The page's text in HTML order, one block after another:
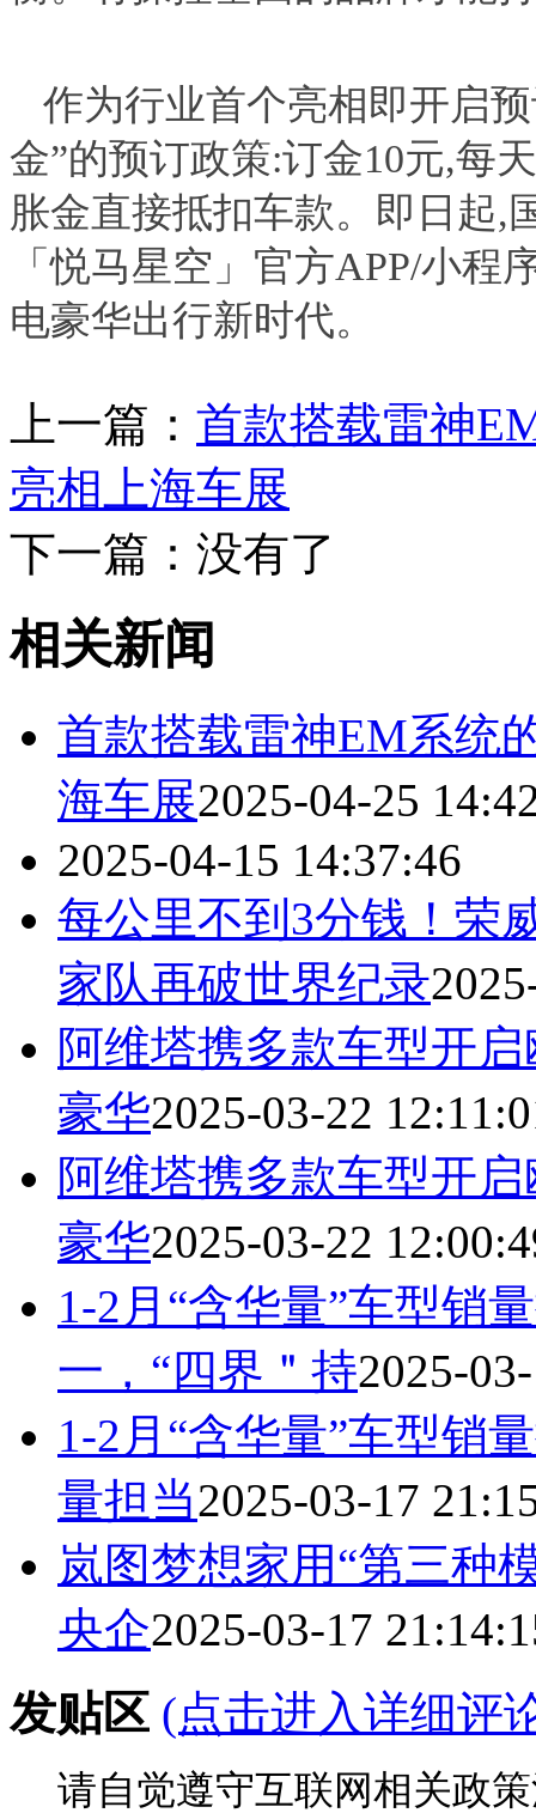
作为行业首个亮相即开启
金”的预订政策:订金10元,每
胀金直接抵扣车款。即日起,
「悦马星空」官方APP/小
电豪华出行新时代。
上一篇： 首款搭载雷神
亮相上海车展
下一篇：没有了
相关新闻
首款搭载雷神EM系统
海车展2025-04-25
2025-04-15 14:37:46
每公里不到3分钱！荣
家队再破世界纪录
阿维塔携多款车型开
豪华2025-03-22
阿维塔携多款车型开
豪华2025-03-22
1-2月“含华量”车型销
一，“四界＂持2025-
1-2月“含华量”车型销
量担当2025-03-17
岚图梦想家用“第三种
央企2025-03-17
发贴区 (点击进入详细评
请自觉遵守互联网相关政